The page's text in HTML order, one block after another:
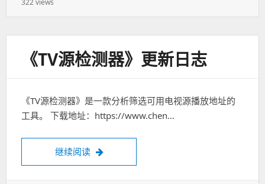
322 views
《TV源检测器》更新日志
《TV源检测器》是一款分析筛选可用电视源播放地址的
工具。 下载地址：https://www.chen…
继续阅读 《TV源检测器》更新日志